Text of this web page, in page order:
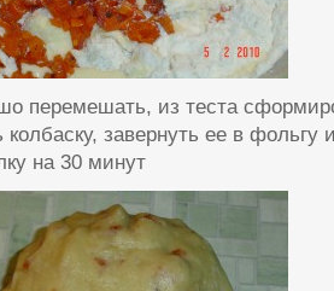
перемешать, из теста
колбаску, завернуть ее в фольгу
на 30 минут